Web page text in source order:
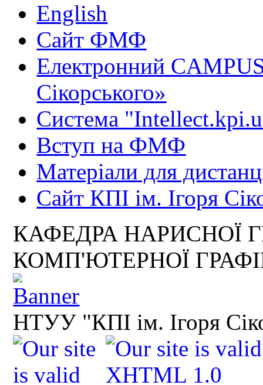
English
Сайт ФМФ
Електронний
Сікорського»
Система
Вступ на ФМФ
Матеріали для
Сайт КПІ ім. Ігоря
КАФЕДРА НАРИСНОЇ
КОМП'ЮТЕРНОЇ
НТУУ "КПІ ім. Ігоря